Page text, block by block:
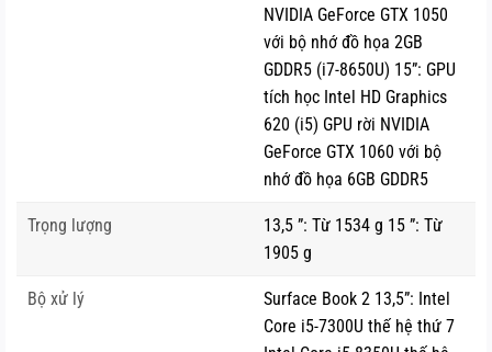
NVIDIA GeForce GTX 1050
với bộ nhớ đồ họa 2GB
GDDR5 (i7-8650U) 15”: GPU
tích học Intel HD Graphics
620 (i5) GPU rời NVIDIA
GeForce GTX 1060 với bộ
nhớ đồ họa 6GB GDDR5
Trọng lượng
13,5 ”: Từ 1534 g 15 ”: Từ
1905 g
Bộ xử lý
Surface Book 2 13,5”: Intel
Core i5-7300U thế hệ thứ 7